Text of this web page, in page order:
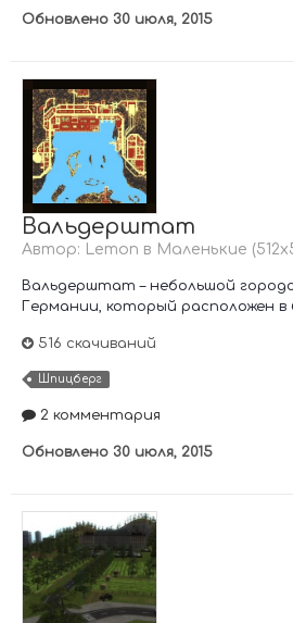
Обновлено 30 июля, 2015
Вальдерштат
Автор: Lemon в Маленькие
Вальдерштат – небольшой
Германии, который расположен в
516 скачиваний
Шпицберг
2 комментария
Обновлено 30 июля, 2015